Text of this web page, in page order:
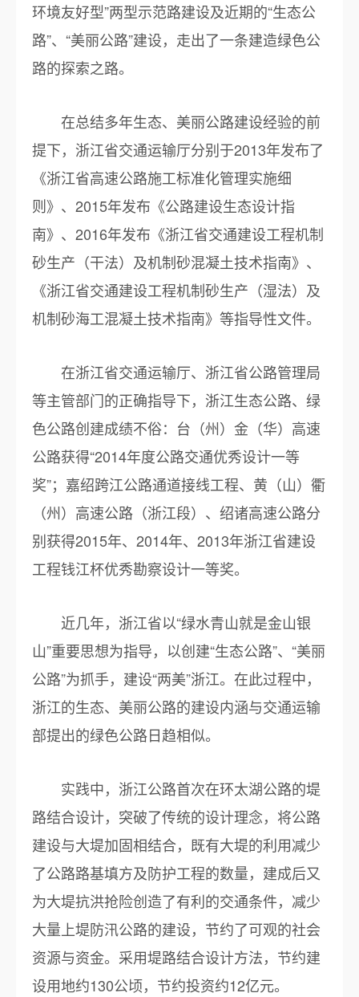
环境友好型”两型示范路建设及近期的“生态公
路”、“美丽公路”建设，走出了一条建造绿色公
路的探索之路。
在总结多年生态、美丽公路建设经验的前
提下，浙江省交通运输厅分别于2013年发布了
《浙江省高速公路施工标准化管理实施细
则》、2015年发布《公路建设生态设计指
南》、2016年发布《浙江省交通建设工程机制
砂生产（干法）及机制砂混凝土技术指南》、
《浙江省交通建设工程机制砂生产（湿法）及
机制砂海工混凝土技术指南》等指导性文件。
在浙江省交通运输厅、浙江省公路管理局
等主管部门的正确指导下，浙江生态公路、绿
色公路创建成绩不俗：台（州）金（华）高速
公路获得“2014年度公路交通优秀设计一等
奖”；嘉绍跨江公路通道接线工程、黄（山）衢
（州）高速公路（浙江段）、绍诸高速公路分
别获得2015年、2014年、2013年浙江省建设
工程钱江杯优秀勘察设计一等奖。
近几年，浙江省以“绿水青山就是金山银
山”重要思想为指导，以创建“生态公路”、“美丽
公路”为抓手，建设“两美”浙江。在此过程中，
浙江的生态、美丽公路的建设内涵与交通运输
部提出的绿色公路日趋相似。
实践中，浙江公路首次在环太湖公路的堤
路结合设计，突破了传统的设计理念，将公路
建设与大堤加固相结合，既有大堤的利用减少
了公路路基填方及防护工程的数量，建成后又
为大堤抗洪抢险创造了有利的交通条件，减少
大量上堤防汛公路的建设，节约了可观的社会
资源与资金。采用堤路结合设计方法，节约建
设用地约130公顷，节约投资约12亿元。